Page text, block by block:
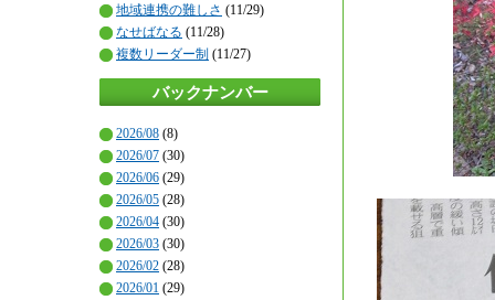
地域連携の難しさ (11/29)
なせばなる (11/28)
複数リーダー制 (11/27)
バックナンバー
2026/08 (8)
2026/07 (30)
2026/06 (29)
2026/05 (28)
2026/04 (30)
2026/03 (30)
2026/02 (28)
2026/01 (29)